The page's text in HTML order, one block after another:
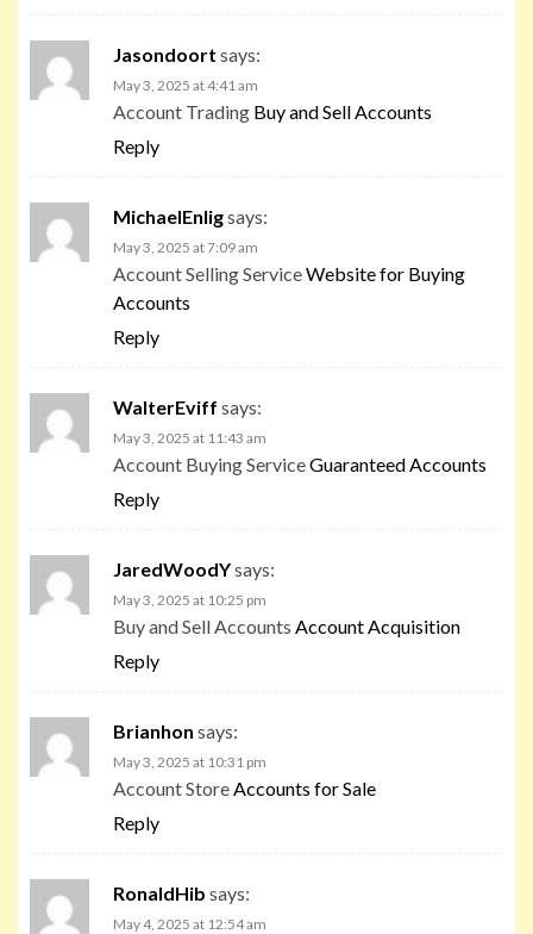
Jasondoort says:
May 3, 2025 at 4:41 am
Account Trading Buy and Sell Accounts
Reply
MichaelEnligsays:
May 3, 2025 at 7:09 am
Account Selling ServiceWebsite for Buying
Accounts
Reply
WalterEviff says:
May 3, 2025 at 11:43 am
Account Buying ServiceGuaranteed Accounts
Reply
JaredWoodYsays:
May 3, 2025 at 10:25 pm
Buy and Sell Accounts Account Acquisition
Reply
Brianhon says:
May 3, 2025 at 10:31 pm
Account Store Accounts for Sale
Reply
RonaldHib says:
May 4, 2025 at 12:54 am